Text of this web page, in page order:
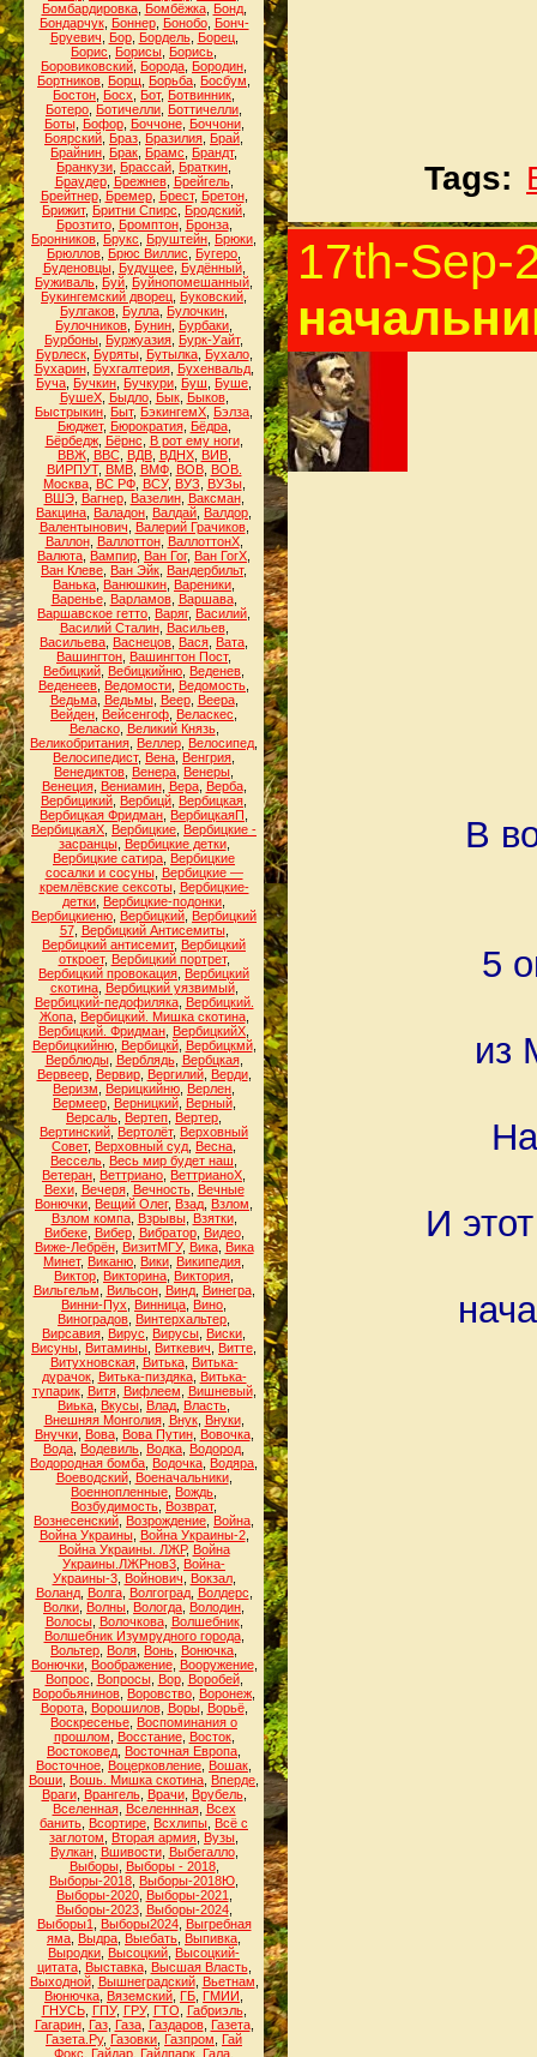
Бомбардировка, Бомбёжка, Бонд,
Бондарчук, Боннер, Бонобо, Бонч-
Бруевич
Бор, Бордель, Борец,
Борис
Борисы Борись
Боровиковский Борода Бородин
Бортников Борщ Борьба Босбум
Бостон Босх Бот, Ботвинник
Ботеро Ботичелли Боттичелли
Боты, Бофор, Боччоне, Боччони,
Боярский Браз Бразилия Брай
Брайнин Брак Брамс Брандт,
Бранкузи Брассай Браткин
Браудер, Брежнев, Брейгель,
Брейтнер, Бремер, Брест, Бретон,
Брижит, Бритни Спирс Бродский
Брозтито, Бромптон, Бронза,
Бронников Брукс Бруштейн Брюки
Брюллов Брюс Виллис Бугеро
Буденовцы, Будущее, Будённый,
Буживаль Буй Буйнопомешанный
Букингемский дворец Буковский
Булгаков Булла Булочкин
Булочников Бунин Бурбаки
Бурбоны Буржуазия Бурк-Уайт,
Бурлеск, Буряты, Бутылка, Бухало,
Бухарин, Бухгалтерия, Бухенвальд,
Буча Бучкин Бучкури Буш Буше
БушеХ, Быдло, Бык, Быков,
Быстрыкин Быт, БэкингемХ Бэлза
Бюджет, Бюрократия, Бёдра,
Бёрбедж, Бёрнс В рот ему ноги,
ВВЖ, ВВС, ВДВ, ВДНХ, ВИВ,
ВИРПУТ, ВМВ, ВМФ, ВОВ, ВОВ.
Москва, ВС РФ, ВСУ, ВУЗ ВУЗы,
ВШЭ, Вагнер, Вазелин, Ваксман,
Вакцина Валадон Валдай Валдор
Валентынович
Валерий Грачиков,
Валлон, Валлоттон, ВаллоттонХ,
Валюта Вампир Ван Гог, Ван ГогХ
Ван Клеве Ван Эйк Вандербильт,
Ванька Ванюшкин Вареники
Варенье, Варламов, Варшава,
Варшавское гетто Варяг, Василий
Василий Сталин, Васильев,
Васильева Васнецов Вася Вата
Вашингтон Вашингтон Пост,
Вебицкий Вебицкийню Веденев
Веденеев Ведомости Ведомость
Ведьма, Ведьмы, Веер, Веера,
Вейден Вейсенгоф Веласкес
Веласко, Великий Князь,
Великобритания Веллер Велосипед
Велосипедист, Вена Венгрия
Венедиктов Венера Венеры
Венеция, Вениамин, Вера, Верба,
Вербицикий Вербицй Вербицкая
Вербицкая Фридман ВербицкаяП
ВербицкаяХ Вербицкие Вербицкие -
засранцы, Вербицкие детки,
Вербицкие сатира Вербицкие
сосалки и сосуны, Вербицкие —
кремлёвские сексоты, Вербицкие-
детки Вербицкие-подонки
Вербицкиеню Вербицкий Вербицкий
57, Вербицкий Антисемиты,
Вербицкий антисемит, Вербицкий
откроет, Вербицкий портрет,
Вербицкий провокация Вербицкий
скотина, Вербицкий уязвимый,
Вербицкий-педофиляка, Вербицкий.
Жопа, Вербицкий. Мишка скотина,
Вербицкий. Фридман ВербицкийХ
Вербицкийню, Вербицкй, Вербицкмй,
Верблюды, Верблядь, Вербцкая,
Вервеер, Вервир, Вергилий, Верди,
Веризм
Верицкийню Верлен
Вермеер, Верницкий, Верный,
Версаль Вертеп Вертер
Вертинский Вертолёт, Верховный
Совет, Верховный суд Весна
Вессель Весь мир будет наш
Ветеран Веттриано ВеттрианоХ
Вехи, Вечеря, Вечность, Вечные
Вонючки Вещий Олег, Взад Взлом
Взлом компа, Взрывы, Взятки,
Вибеке, Вибер, Вибратор, Видео,
Виже-Лебрён, ВизитМГУ, Вика, Вика
Минет, Виканю Вики Википедия
Виктор Викторина Виктория
Вильгельм
Вильсон, Винд, Винегра,
Винни-Пух
Винница Вино
Виноградов Винтерхальтер
Вирсавия Вирус Вирусы Виски
Висуны Витамины Виткевич Витте
Витухновская, Витька, Витька-
дурачок, Витька-пиздяка, Витька-
тупарик, Витя, Вифлеем Вишневый,
Виька Вкусы Влад Власть
Внешняя Монголия, Внук, Внуки,
Внучки, Вова, Вова Путин, Вовочка,
Вода Водевиль Водка Водород
Водородная бомба Водочка Водяра
Воеводский, Военачальники,
Военнопленные Вождь
Возбудимость Возврат,
Вознесенский Возрождение Война
Война Украины, Война Украины-2,
Война Украины. ЛЖР, Война
Украины.ЛЖРнов3 Война-
Украины-3, Войнович Вокзал,
Воланд, Волга, Волгоград, Волдерс
Волки Волны Вологда Володин
Волосы, Волочкова, Волшебник,
Волшебник Изумрудного города,
Вольтер Воля Вонь Вонючка
Вонючки, Воображение, Вооружение,
Вопрос
Вопросы, Вор, Воробей,
Воробьянинов Воровство Воронеж
Ворота, Ворошилов, Воры, Ворьё,
Воскресенье Воспоминания о
прошлом
Восстание, Восток,
Востоковед Восточная Европа
Восточное Воцерковление Вошак
Воши Вошь. Мишка скотина Вперде
Враги, Врангель, Врачи, Врубель,
Вселенная, Вселеннная, Всех
банить Всортире Всхлипы Всё с
заглотом
Вторая армия Вузы
Вулкан, Вшивости, Выбегалло,
Выборы, Выборы - 2018,
Выборы-2018 Выборы-2018Ю
Выборы-2020, Выборы-2021
Выборы-2023, Выборы-2024,
Выборы1
Выборы2024, Выгребная
яма Выдра Выебать Выпивка
Выродки Высоцкий Высоцкий-
цитата, Выставка, Высшая Власть,
Выходной, Вышнеградский, Вьетнам
Вюнючка Вяземский ГБ ГМИИ
ГНУСЬ, ГПУ, ГРУ, ГТО Габриэль,
Гагарин, Газ, Газа, Газдаров, Газета,
Газета.Ру, Газовки Газпром
Гай
Фокс
Гайдар Гайдпарк Гала
Tags:
17th-Sep-
В
5
из
И